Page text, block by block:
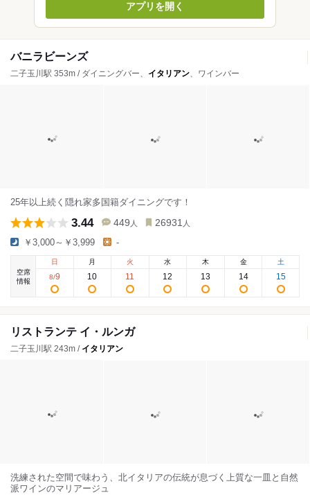
アプリを開く
バニラビーンズ
二子玉川駅 353m / ダイニングバー、 イタリアン、ワインバー
25年以上続く隠れ家多国籍ダイニングです！
3.44 449 人 26931 人
￥3,000～￥3,999 -
空席
情報
日
8/9
月
10
火
11
水
12
木
13
金
14
土
15
リストランテ イ・ルンガ
二子玉川駅 243m / イタリアン
洗練された空間で味わう、北イタリアの伝統が息づく上質な一皿と自然
派ワインのマリアージュ